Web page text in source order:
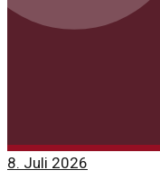
8. Juli 2026